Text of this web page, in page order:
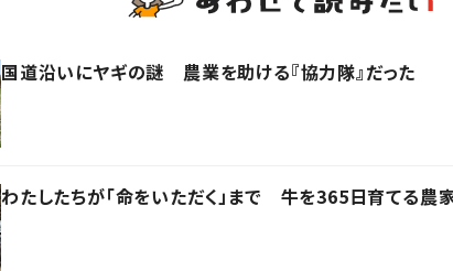
国道沿いにヤギの謎 農業を助ける『協力隊』だった
わたしたちが「命をいただく」まで 牛を365日育てる農